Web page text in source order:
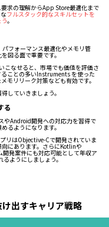
求の理解からApp Store最適化まで
フルスタック的なスキルセットを
。
フォーマンス最適化やメモリ管
図る面で重要です。
なせると、市場でも価値を評価さ
ことの多いInstruments を使った
モリリーク対策なども有効です。
していきましょう。
る
やAndroid開発への対応力を習得で
るようになります。
リはObjective-Cで開発されていま
にあります。さらにKotlinや
発案件にも対応可能として年収ア
ようにしましょう。
出すキャリア戦略